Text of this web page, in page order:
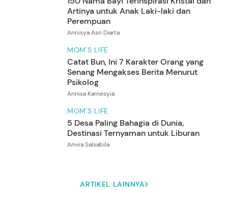
Artinya untuk Anak Laki-laki dan
Perempuan
Annisya Asri Diarta
MOM'S LIFE
Catat Bun, Ini 7 Karakter Orang yang
Senang Mengakses Berita Menurut
Psikolog
Annisa Karnesyia
MOM'S LIFE
5 Desa Paling Bahagia di Dunia,
Destinasi Ternyaman untuk Liburan
Amira Salsabila
ARTIKEL LAINNYA